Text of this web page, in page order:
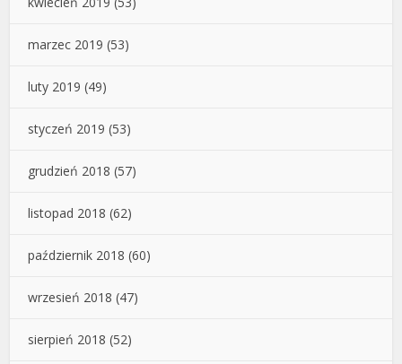
marzec 2019 (53)
luty 2019 (49)
styczeń 2019 (53)
grudzień 2018 (57)
listopad 2018 (62)
październik 2018 (60)
wrzesień 2018 (47)
sierpień 2018 (52)